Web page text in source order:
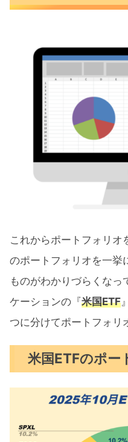
これからポートフォリオ
のポートフォリオを一挙
ものがわかりづらくなっ
ケーションの『米国ETF
つに分けてポートフォリ
米国ETFのポー